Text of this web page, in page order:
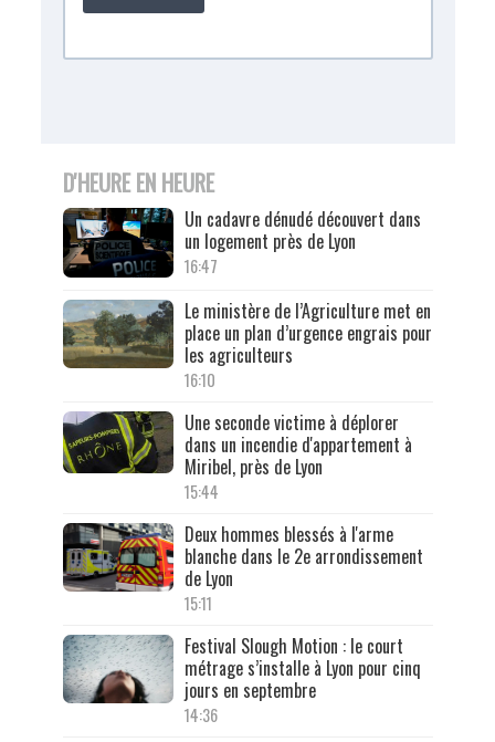
D'HEURE EN HEURE
Un cadavre dénudé découvert dans
un logement près de Lyon
16:47
Le ministère de l’Agriculture met en
place un plan d’urgence engrais pour
les agriculteurs
16:10
Une seconde victime à déplorer
dans un incendie d'appartement à
Miribel, près de Lyon
15:44
Deux hommes blessés à l'arme
blanche dans le 2e arrondissement
de Lyon
15:11
Festival Slough Motion : le court
métrage s’installe à Lyon pour cinq
jours en septembre
14:36